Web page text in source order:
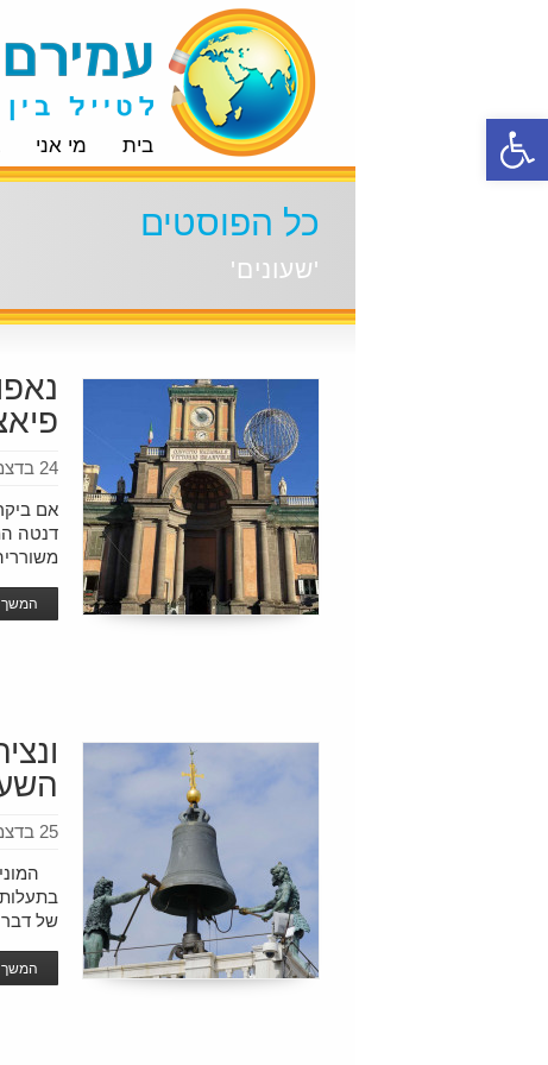
פתח סרגל נגישות בית מי אני
כל הפוסטים
'שעונים'
24 בדצמבר 2021
אם
דנטה
המשך
25 בדצמבר 2015
של דבר
המשך